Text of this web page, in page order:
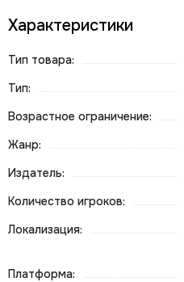
Характеристики
Тип товара:
Тип:
Возрастное ограничение:
Жанр:
Издатель:
Количество игроков:
Локализация:
Платформа: